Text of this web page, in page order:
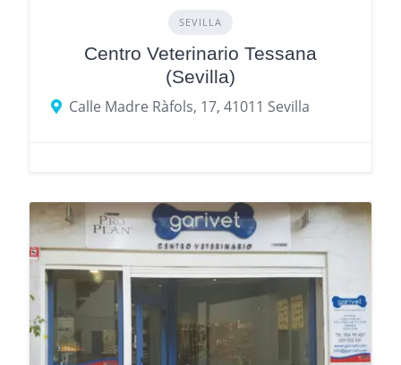
SEVILLA
Centro Veterinario Tessana
(Sevilla)
Calle Madre Ràfols, 17, 41011 Sevilla